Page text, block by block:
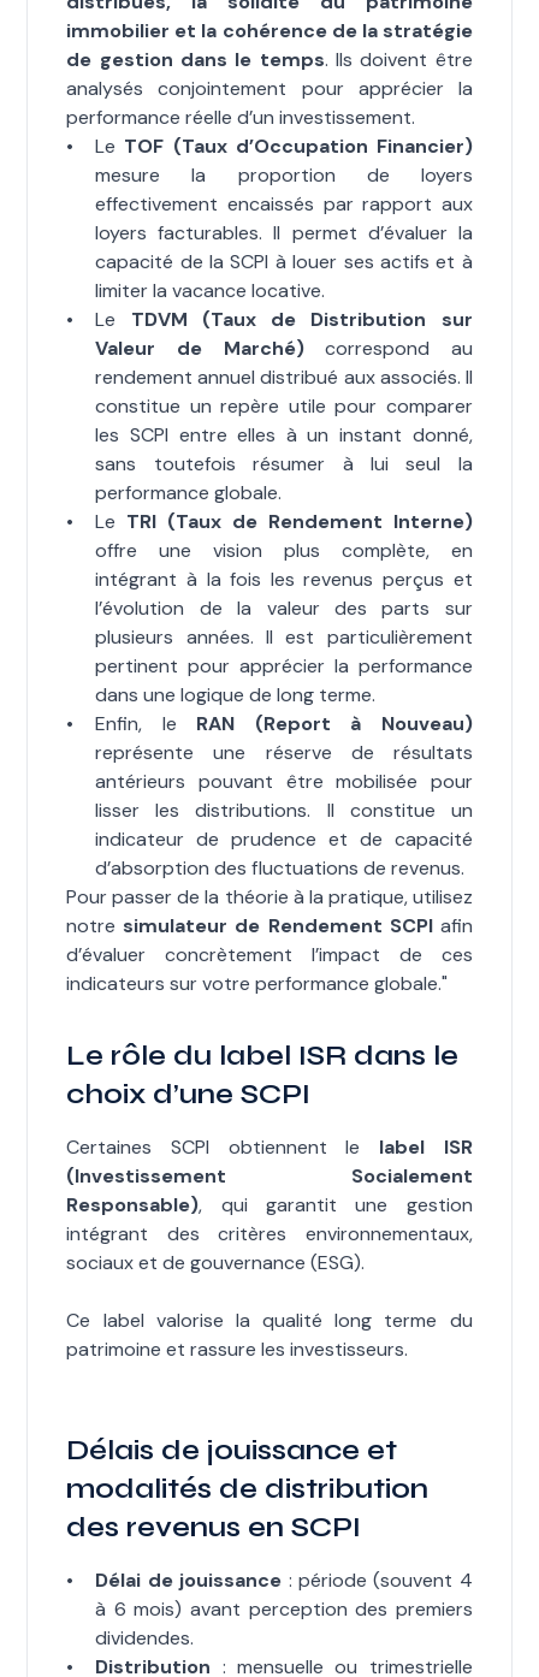
immobilier et la cohérence de la stratégie
de gestion dans le temps. Ils doivent être
analysés conjointement pour apprécier la
performance réelle d’un investissement.
Le TOF (Taux d’Occupation Financier)
mesure la proportion de loyers
effectivement encaissés par rapport aux
loyers facturables. Il permet d’évaluer la
capacité de la SCPI à louer ses actifs et à
limiter la vacance locative.
Le TDVM (Taux de Distribution sur
Valeur de Marché)correspond au
rendement annuel distribué aux associés. Il
constitue un repère utile pour comparer
les SCPI entre elles à un instant donné,
sans toutefois résumer à lui seul la
performance globale.
Le TRI (Taux de Rendement Interne)
offre une vision plus complète, en
intégrant à la fois les revenus perçus et
l’évolution de la valeur des parts sur
plusieurs années. Il est particulièrement
pertinent pour apprécier la performance
dans une logique de long terme.
Enfin, le RAN (Report à Nouveau)
représente une réserve de résultats
antérieurs pouvant être mobilisée pour
lisser les distributions. Il constitue un
indicateur de prudence et de capacité
d’absorption des fluctuations de revenus.
Pour passer de la théorie à la pratique, utilisez
notre simulateur de Rendement SCPIafin
d’évaluer concrètement l’impact de ces
indicateurs sur votre performance globale."
Le rôle du label ISR dans le
choix d’une SCPI
Certaines SCPI obtiennent le label ISR
(Investissement Socialement
Responsable), qui garantit une gestion
intégrant des critères environnementaux,
sociaux et de gouvernance (ESG).
Ce label valorise la qualité long terme du
patrimoine et rassure les investisseurs.
Délais de jouissance et
modalités de distribution
des revenus en SCPI
Délai de jouissance : période (souvent 4
à 6 mois) avant perception des premiers
dividendes.
Distribution : mensuelle ou trimestrielle